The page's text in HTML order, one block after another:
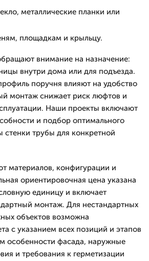
металлические планки или
площадкам и крыльцу.
внимание на назначение:
внутри дома или для подъезда.
поручня влияют на удобство
монтаж снижает риск люфтов и
Наши проекты включают
и подбор оптимального
трубы для конкретной
материалов, конфигурации и
ориентировочная цена указана
единицу и включает
монтаж. Для нестандартных
объектов возможна
с указанием всех позиций и этапов
особенности фасада, наружные
и требования к герметизации